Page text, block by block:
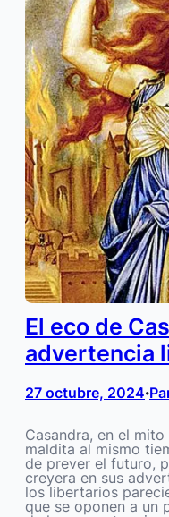
El eco de
advertencia
27 octubre, 2024•
Casandra, en el
maldita al mismo
de prever el futuro,
creyera en sus
los libertarios
que se oponen a un